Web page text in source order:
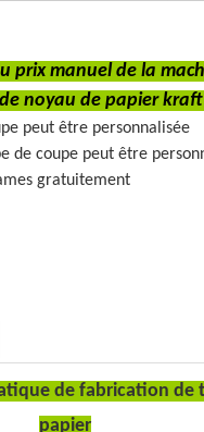
prix manuel de la
noyau de papier kraft
peut être personnalisée
de coupe peut être
gratuitement
de fabrication de
papier